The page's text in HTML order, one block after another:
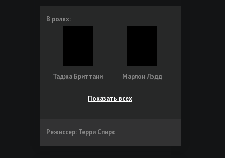
В ролях:
Таджа Бриттани Марлон Лэдд
Показать всех
Режиссер: Терри Спирс